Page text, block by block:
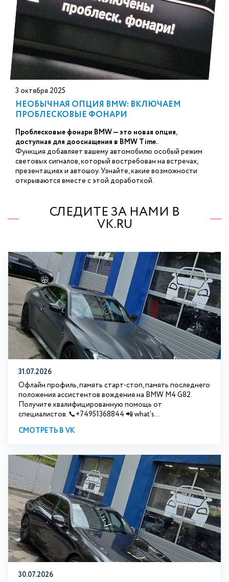
3 октября 2025
НЕОБЫЧНАЯ ОПЦИЯ BMW: ВКЛЮЧАЕМ
ПРОБЛЕСКОВЫЕ ФОНАРИ
Проблесковые фонари BMW — это новая опция,
доступная для дооснащения в BMW Time.
Функция добавляет вашему автомобилю особый режим
световых сигналов, который востребован на встречах,
презентациях и автошоу. Узнайте, какие возможности
открываются вместе с этой доработкой.
СЛЕДИТЕ ЗА НАМИ В
VK.RU
31.07.2026
Офлайн профиль, память старт-стоп, память последнего
положения ассистентов вождения на BMW М4 G82.
Получите квалифицированную помощь от
специалистов. 📞+74951368844 📲 what's...
СМОТРЕТЬ В VK
30.07.2026